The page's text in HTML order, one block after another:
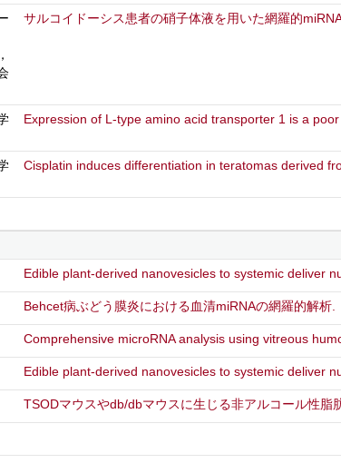
サルコイドーシス患者の硝子体液を用いた網羅的
Expression of L-type amino acid transporter 1 is a
Cisplatin induces differentiation in teratomas derived
Edible plant-derived nanovesicles to systemic deliver
Behcet病ぶどう膜炎における血清miRNAの網羅的解析.
Comprehensive microRNA analysis using vitreous
Edible plant-derived nanovesicles to systemic deliver
TSODマウスやdb/dbマウスに生じる非アルコール性脂